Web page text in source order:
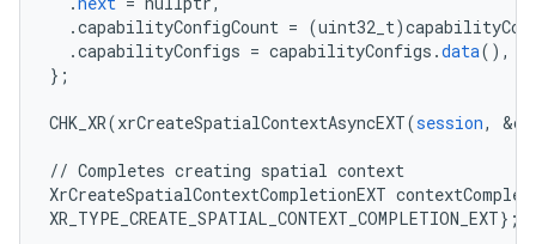
.capabilityConfigCount = (uint32_t)
.capabilityConfigs = capabilityConfigs .data(),
} ;
CHK_XR(xrCreateSpatialContextAsyncEXT(session, &
// Completes creating spatial context
XrCreateSpatialContextCompletionEXT
XR_TYPE_CREATE_SPATIAL_CONTEXT_COMPLETION_EXT} ;